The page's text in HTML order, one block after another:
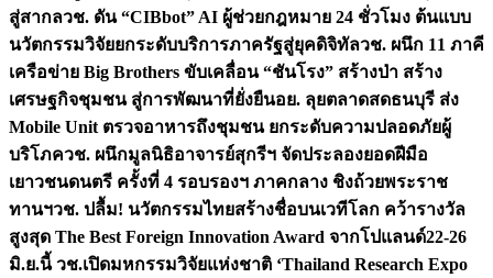
สู่สากลวช. ดัน “CIBbot” AI ผู้ช่วยกฎหมาย 24 ชั่วโมง ต้นแบบ
นวัตกรรมวิจัยยกระดับบริการภาครัฐสู่ยุคดิจิทัลวช. ผนึก 11 ภาคี
เครือข่าย Big Brothers ขับเคลื่อน “ชันโรง” สร้างป่า สร้าง
เศรษฐกิจชุมชน สู่การพัฒนาที่ยั่งยืนอย. ลุยตลาดสดธนบุรี ส่ง
Mobile Unit ตรวจอาหารถึงชุมชน ยกระดับความปลอดภัยผู้
บริโภควช. ผนึกมูลนิธิอาจารย์สุกรีฯ จัดประลองยอดฝีมือ
เยาวชนดนตรี ครั้งที่ 4 รอบรองฯ ภาคกลาง ชิงถ้วยพระราช
ทานฯวช. ปลื้ม! นวัตกรรมไทยสร้างชื่อบนเวทีโลก คว้ารางวัล
สูงสุด The Best Foreign Innovation Award จากโปแลนด์22-26
มิ.ย.นี้ วช.เปิดมหกรรมวิจัยแห่งชาติ ‘Thailand Research Expo